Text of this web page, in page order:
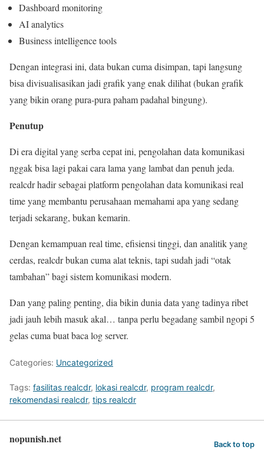
Dashboard monitoring
AI analytics
Business intelligence tools
Dengan integrasi ini, data bukan cuma disimpan, tapi langsung
bisa divisualisasikan jadi grafik yang enak dilihat (bukan grafik
yang bikin orang pura-pura paham padahal bingung).
Penutup
Di era digital yang serba cepat ini, pengolahan data komunikasi
nggak bisa lagi pakai cara lama yang lambat dan penuh jeda.
realcdr hadir sebagai platform pengolahan data komunikasi real
time yang membantu perusahaan memahami apa yang sedang
terjadi sekarang, bukan kemarin.
Dengan kemampuan real time, efisiensi tinggi, dan analitik yang
cerdas, realcdr bukan cuma alat teknis, tapi sudah jadi “otak
tambahan” bagi sistem komunikasi modern.
Dan yang paling penting, dia bikin dunia data yang tadinya ribet
jadi jauh lebih masuk akal… tanpa perlu begadang sambil ngopi 5
gelas cuma buat baca log server.
Categories: Uncategorized
Tags: fasilitas realcdr, lokasi realcdr, program realcdr,
rekomendasi realcdr, tips realcdr
nopunish.net Back to top